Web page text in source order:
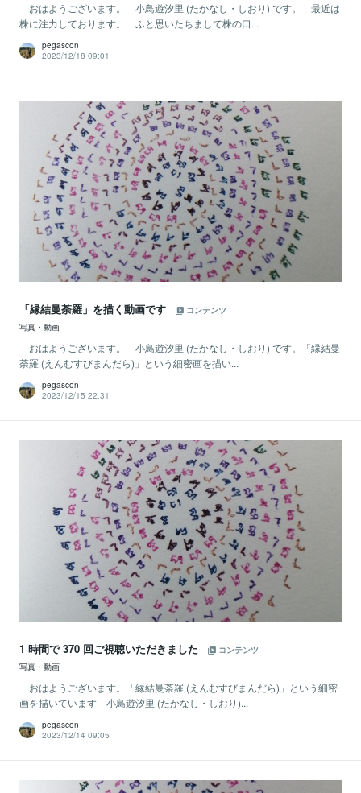
おはようございます。 小鳥遊汐里 (たかなし・しおり) です。 最近は
株に注力しております。 ふと思いたちまして株の口...
pegascon
2023/12/18 09:01
「縁結曼荼羅」を描く動画です
コンテンツ
写真・動画
おはようございます。 小鳥遊汐里 (たかなし・しおり) です。「縁結曼
荼羅 (えんむすびまんだら)」という細密画を描い...
pegascon
2023/12/15 22:31
1 時間で 370 回ご視聴いただきました
コンテンツ
写真・動画
おはようございます。「縁結曼荼羅 (えんむすびまんだら)」という細密
画を描いています 小鳥遊汐里 (たかなし・しおり)...
pegascon
2023/12/14 09:05